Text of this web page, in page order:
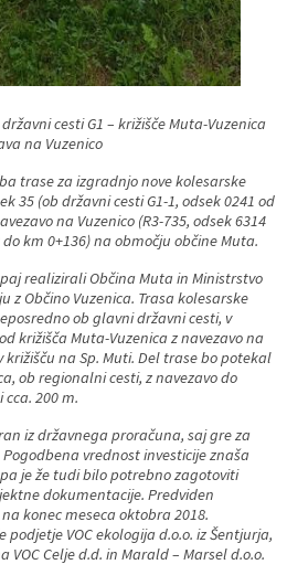
cesti G1 – križišče Muta-Vuzenica
na Vuzenico
trase za izgradnjo nove kolesarske
35 (ob državni cesti G1-1, odsek 0241 od
na Vuzenico (R3-735, odsek 6314
km 0+136) na območju občine Muta.
realizirali Občina Muta in Ministrstvo
z Občino Vuzenica. Trasa kolesarske
ob glavni državni cesti, v
križišča Muta-Vuzenica z navezavo na
križišču na Sp. Muti. Del trase bo potekal
ob regionalni cesti, z navezavo do
200 m.
iz državnega proračuna, saj gre za
vrednost investicije znaša
je že tudi bilo potrebno zagotoviti
dokumentacije. Predviden
konec meseca oktobra 2018.
VOC ekologija d.o.o. iz Šentjurja,
VOC Celje d.d. in Marald – Marsel d.o.o.